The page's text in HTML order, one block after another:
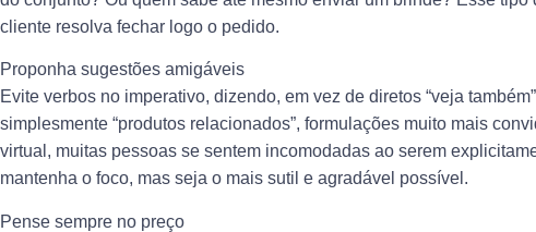
cliente resolva fechar logo o pedido.
Proponha sugestões amigáveis
Evite verbos no imperativo, dizendo, em vez de diretos “veja
simplesmente “produtos relacionados”, formulações muito mais
virtual, muitas pessoas se sentem incomodadas ao serem
mantenha o foco, mas seja o mais sutil e agradável possível.
Pense sempre no preço